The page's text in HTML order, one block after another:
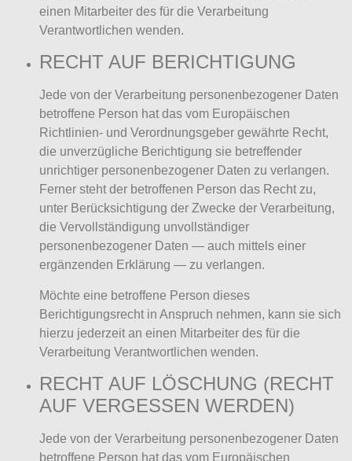
einen Mitarbeiter des für die Verarbeitung
Verantwortlichen wenden.
RECHT AUF BERICHTIGUNG
Jede von der Verarbeitung personenbezogener Daten
betroffene Person hat das vom Europäischen
Richtlinien- und Verordnungsgeber gewährte Recht,
die unverzügliche Berichtigung sie betreffender
unrichtiger personenbezogener Daten zu verlangen.
Ferner steht der betroffenen Person das Recht zu,
unter Berücksichtigung der Zwecke der Verarbeitung,
die Vervollständigung unvollständiger
personenbezogener Daten — auch mittels einer
ergänzenden Erklärung — zu verlangen.
Möchte eine betroffene Person dieses
Berichtigungsrecht in Anspruch nehmen, kann sie sich
hierzu jederzeit an einen Mitarbeiter des für die
Verarbeitung Verantwortlichen wenden.
RECHT AUF LÖSCHUNG (RECHT
AUF VERGESSEN WERDEN)
Jede von der Verarbeitung personenbezogener Daten
betroffene Person hat das vom Europäischen